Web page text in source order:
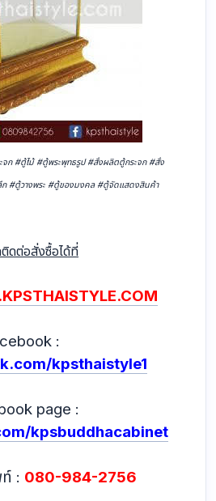
ก #ตู้ไม้ #ตู้พระพุทธรูป #สั่งผลิตตู้กระจก #สั่ง
ก #ตู้วางพระ #ตู้ของมงคล #ตู้จัดแสดงสินค้า
ติดต่อสั่งซื้อได้ที่
:
kpsthaistyle1
page :
kpsbuddhacabinet
: 080-984-2756